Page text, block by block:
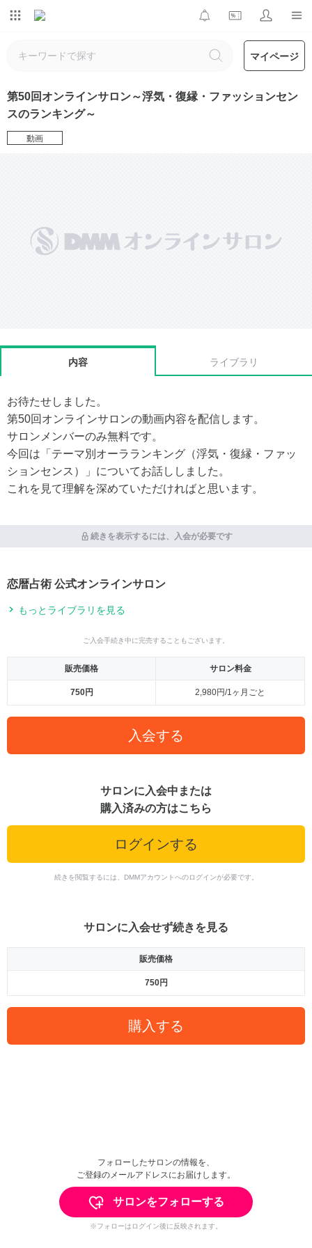
マイページ
第50回オンラインサロン～浮気・復縁・ファッションセン
スのランキング～
動画
内容 ライブラリ
お待たせしました。
第50回オンラインサロンの動画内容を配信します。
サロンメンバーのみ無料です。
今回は「テーマ別オーラランキング（浮気・復縁・ファッ
ションセンス）」についてお話ししました。
これを見て理解を深めていただければと思います。
続きを表示するには、入会が必要です
恋暦占術 公式オンラインサロン
もっとライブラリを見る
ご入会手続き中に完売することもございます。
販売価格 サロン料金
750円 2,980円/1ヶ月ごと
入会する
サロンに入会中または
購入済みの方はこちら
ログインする
続きを閲覧するには、DMMアカウントへのログインが必要です。
サロンに入会せず続きを見る
販売価格
750円
購入する
フォローしたサロンの情報を、
ご登録のメールアドレスにお届けします。
サロンをフォローする
※フォローはログイン後に反映されます。